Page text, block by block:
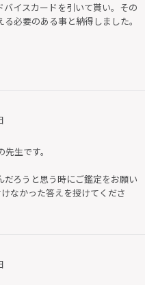
イスカードを引いて貰い。その
必要のある事と納得しました。
生です。
ろうと思う時にご鑑定をお願い
なかった答えを授けてくださ